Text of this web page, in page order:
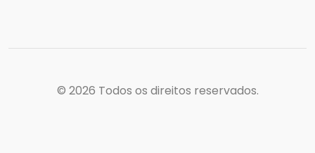
© 2026 Todos os direitos reservados.